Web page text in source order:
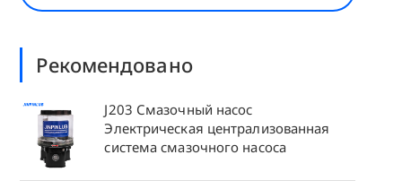
Рекомендовано
J203 Смазочный насос
Электрическая централизованная
система смазочного насоса